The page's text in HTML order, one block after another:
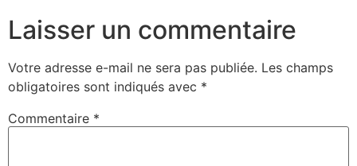
Laisser un commentaire
Votre adresse e-mail ne sera pas publiée. Les champs
obligatoires sont indiqués avec *
Commentaire *